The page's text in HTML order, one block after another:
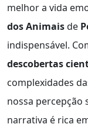
melhor a vida
dos Animaisde
indispensável.
descobertas
complexidades
nossa percepção
narrativa é rica